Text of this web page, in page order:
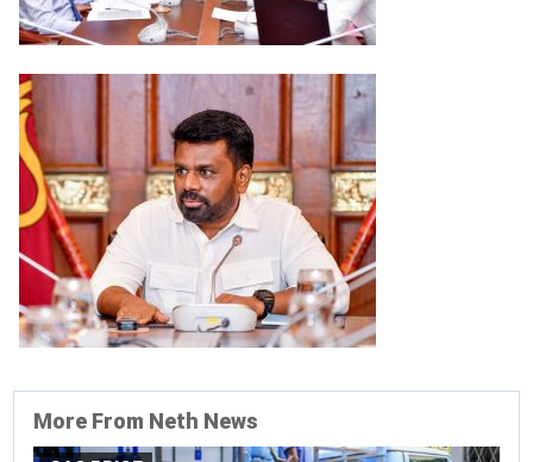
More From Neth News